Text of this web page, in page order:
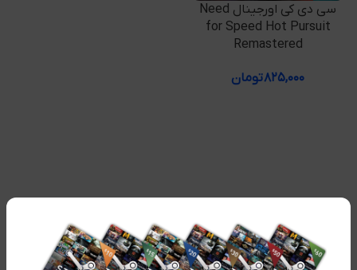
سی دی کی اورجینال Need
for Speed Hot Pursuit
Remastered
۸۲۵,۰۰۰تومان